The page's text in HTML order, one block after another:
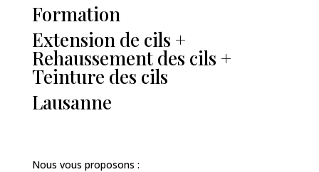
Formation
Extension de cils +
Rehaussement des cils +
Teinture des cils
Lausanne
Nous vous proposons :